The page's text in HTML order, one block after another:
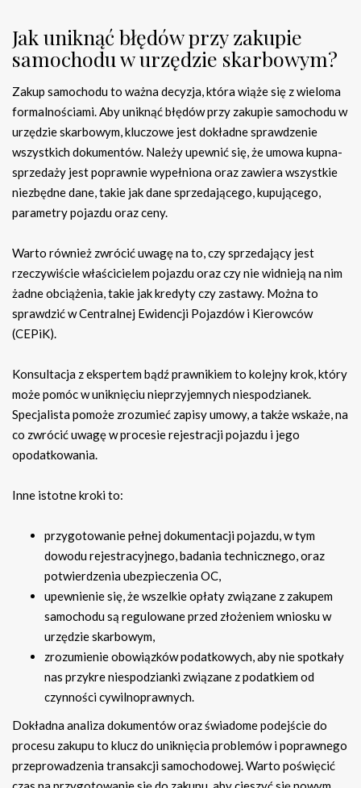
Jak uniknąć błędów przy zakupie
samochodu w urzędzie skarbowym?
Zakup samochodu to ważna decyzja, która wiąże się z wieloma
formalnościami. Aby uniknąć błędów przy zakupie samochodu w
urzędzie skarbowym, kluczowe jest dokładne sprawdzenie
wszystkich dokumentów. Należy upewnić się, że umowa kupna-
sprzedaży jest poprawnie wypełniona oraz zawiera wszystkie
niezbędne dane, takie jak dane sprzedającego, kupującego,
parametry pojazdu oraz ceny.
Warto również zwrócić uwagę na to, czy sprzedający jest
rzeczywiście właścicielem pojazdu oraz czy nie widnieją na nim
żadne obciążenia, takie jak kredyty czy zastawy. Można to
sprawdzić w Centralnej Ewidencji Pojazdów i Kierowców
(CEPiK).
Konsultacja z ekspertem bądź prawnikiem to kolejny krok, który
może pomóc w uniknięciu nieprzyjemnych niespodzianek.
Specjalista pomoże zrozumieć zapisy umowy, a także wskaże, na
co zwrócić uwagę w procesie rejestracji pojazdu i jego
opodatkowania.
Inne istotne kroki to:
przygotowanie pełnej dokumentacji pojazdu, w tym
dowodu rejestracyjnego, badania technicznego, oraz
potwierdzenia ubezpieczenia OC,
upewnienie się, że wszelkie opłaty związane z zakupem
samochodu są regulowane przed złożeniem wniosku w
urzędzie skarbowym,
zrozumienie obowiązków podatkowych, aby nie spotkały
nas przykre niespodzianki związane z podatkiem od
czynności cywilnoprawnych.
Dokładna analiza dokumentów oraz świadome podejście do
procesu zakupu to klucz do uniknięcia problemów i poprawnego
przeprowadzenia transakcji samochodowej. Warto poświęcić